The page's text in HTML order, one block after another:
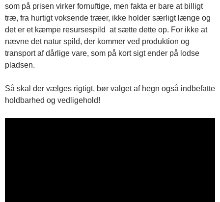
som på prisen virker fornuftige, men fakta er bare at billigt
træ, fra hurtigt voksende træer, ikke holder særligt længe og
det er et kæmpe resursespild at sætte dette op. For ikke at
nævne det natur spild, der kommer ved produktion og
transport af dårlige vare, som på kort sigt ender på lodse
pladsen.
Så skal der vælges rigtigt, bør valget af hegn også indbefatte
holdbarhed og vedligehold!